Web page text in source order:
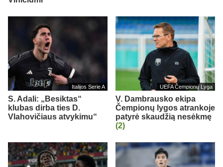
Italijos Serie A
S. Adali: „Besiktas“
klubas dirba ties D.
Vlahovičiaus atvykimu“
UEFA Čempionų Lyga
V. Dambrausko ekipa
Čempionų lygos atrankoje
patyrė skaudžią nesėkmę
(2)